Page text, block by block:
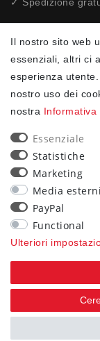
✓ Protezione dei
Il nostro sito web
essenziali, altri ci
esperienza
nostro uso dei
nostra Informativa
Essenziale
Statistiche
Marketing
Media esterni
PayPal
Functional
Ulteriori
NEWSLETTER
Confermo di aver
90
trees